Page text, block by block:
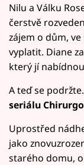
Nilu a Válku
čerstvě
zájem o dům,
vyplatit. Diane
který jí
A teď se
seriálu
Uprostřed
jako
starého domu,